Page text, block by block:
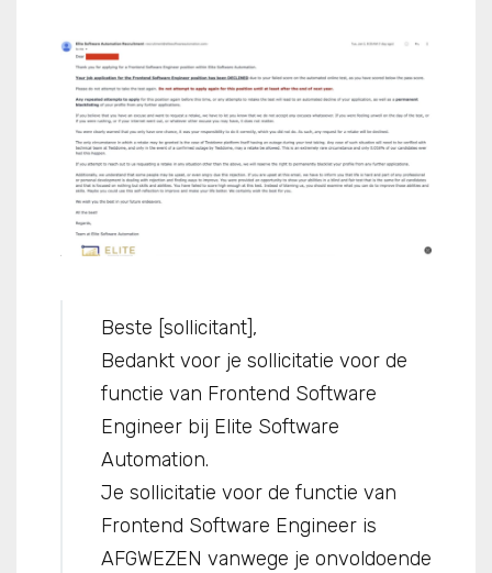
Beste [sollicitant],
Bedankt voor je sollicitatie voor de
functie van Frontend Software
Engineer bij Elite Software
Automation.
Je sollicitatie voor de functie van
Frontend Software Engineer is
AFGWEZEN vanwege je onvoldoende